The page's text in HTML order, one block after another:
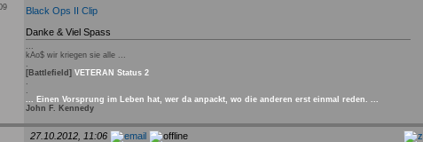
Black Ops II Clip
Danke & Viel Spass
...
kAo$ wir kriegen sie alle ...
.
[Battlefield] VETERAN Status 2
.
.
... Einen Vorsprung im Leben hat, wer da anpackt, wo die anderen erst einmal reden. ...
John F. Kennedy
27.10.2012, 11:06